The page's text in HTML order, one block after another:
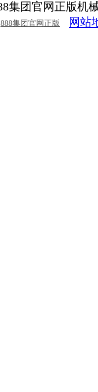
集团官网正版机
888集团官网正版 网站